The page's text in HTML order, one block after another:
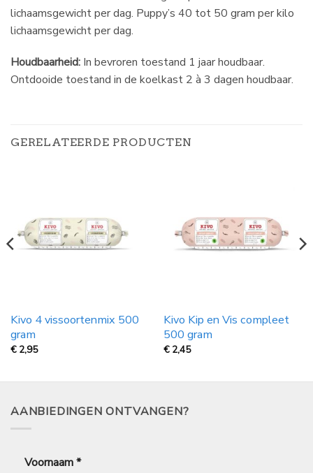
lichaamsgewicht per dag. Puppy’s 40 tot 50 gram per kilo
lichaamsgewicht per dag.
Houdbaarheid: In bevroren toestand 1 jaar houdbaar.
Ontdooide toestand in de koelkast 2 à 3 dagen houdbaar.
GERELATEERDE PRODUCTEN
Kivo 4 vissoortenmix 500
gram
€ 2,95
Kivo Kip en Vis compleet
500 gram
€ 2,45
AANBIEDINGEN ONTVANGEN?
Voornaam*